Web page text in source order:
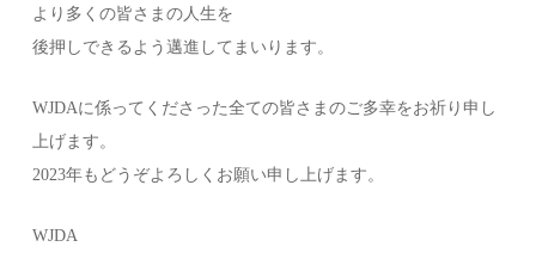
より多くの皆さまの人生を
後押しできるよう邁進してまいります。
WJDAに係ってくださった全ての皆さまのご多幸をお祈り申し
上げます。
2023年もどうぞよろしくお願い申し上げます。
WJDA